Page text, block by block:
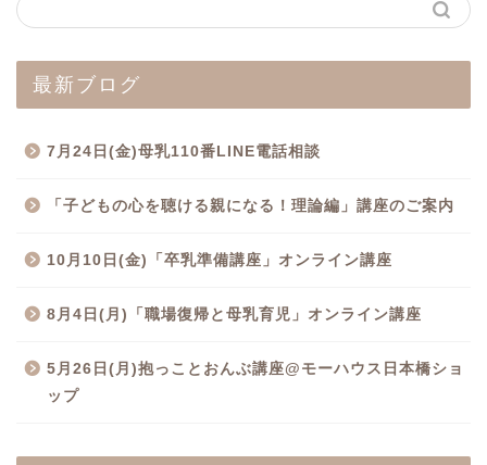
最新ブログ
7月24日(金)母乳110番LINE電話相談
「子どもの心を聴ける親になる！理論編」講座のご案内
10月10日(金)「卒乳準備講座」オンライン講座
8月4日(月)「職場復帰と母乳育児」オンライン講座
5月26日(月)抱っことおんぶ講座@モーハウス日本橋ショ
ップ